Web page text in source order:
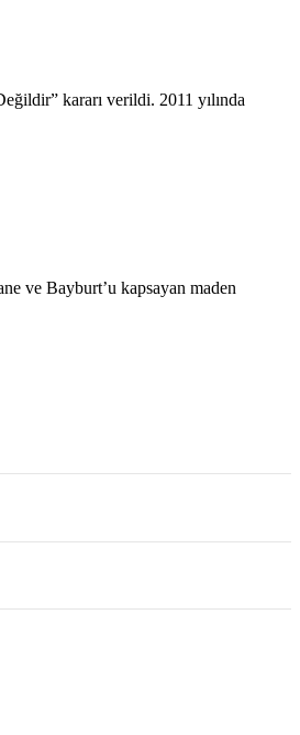
kararı verildi. 2011 yılında
ve Bayburt’u kapsayan maden